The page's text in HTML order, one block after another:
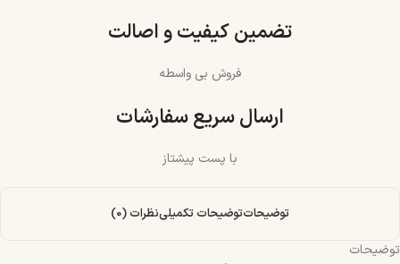
تضمین کیفیت و اصالت
فروش بی واسطه
ارسال سریع سفارشات
با پست پیشتاز
توضیحاتتوضیحات تکمیلینظرات (0)
توضیحات